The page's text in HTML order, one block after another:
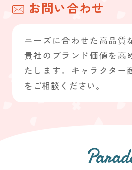
お問い合わせ
ニーズに合わせた高品質
貴社のブランド価値を高
たします。キャラクター
をご相談ください。